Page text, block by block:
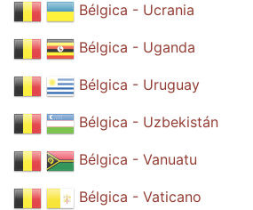
Bélgica - Ucrania
Bélgica - Uganda
Bélgica - Uruguay
Bélgica - Uzbekistán
Bélgica - Vanuatu
Bélgica - Vaticano